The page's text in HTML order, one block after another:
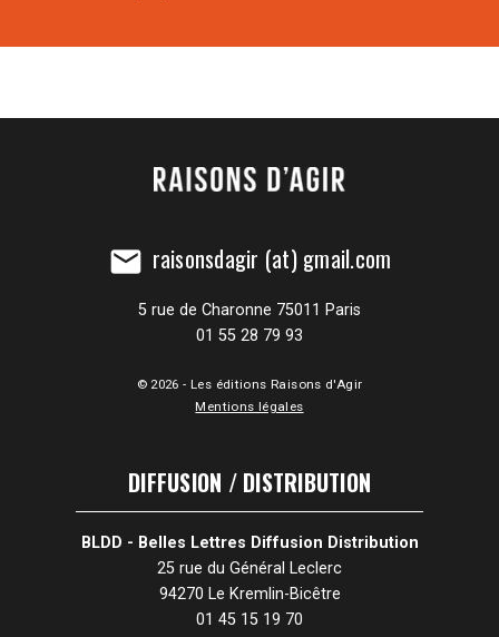
mail raisonsdagir (at) gmail.com
5 rue de Charonne 75011 Paris
01 55 28 79 93
© 2026 - Les éditions Raisons d'Agir
Mentions légales
DIFFUSION / DISTRIBUTION
BLDD - Belles Lettres Diffusion Distribution
25 rue du Général Leclerc
94270 Le Kremlin-Bicêtre
01 45 15 19 70